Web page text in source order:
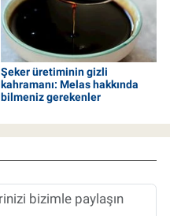
Şeker üretiminin gizli
kahramanı: Melas hakkında
bilmeniz gerekenler